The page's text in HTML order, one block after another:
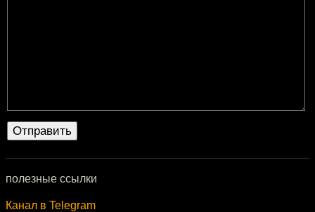
полезные ссылки
Канал в Telegram